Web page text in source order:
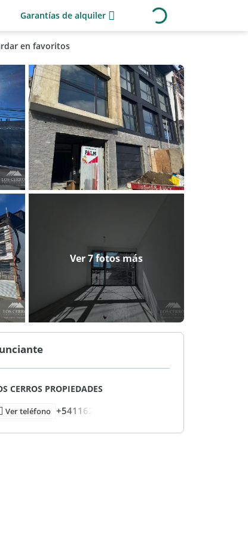
Garantías de alquiler
en favoritos
Ver 7 fotos más
CERROS PROPIEDADES
Ver teléfono +541162